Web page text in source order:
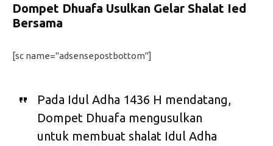
Dompet Dhuafa Usulkan Gelar Shalat Ied
Bersama
[sc name="adsensepostbottom"]
Pada Idul Adha 1436 H mendatang,
Dompet Dhuafa mengusulkan
untuk membuat shalat Idul Adha